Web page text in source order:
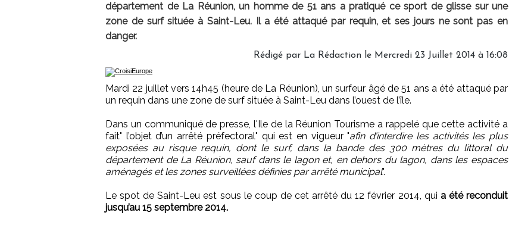
département de La Réunion, un homme de 51 ans a pratiqué ce sport de glisse sur une
zone de surf située à Saint-Leu. Il a été attaqué par requin, et ses jours ne sont pas en
danger.
Rédigé par La Rédaction le Mercredi 23 Juillet 2014 à 16:08
Mardi 22 juillet vers 14h45 (heure de La Réunion), un surfeur âgé de 51 ans a été attaqué par
un requin dans une zone de surf située à Saint-Leu dans l’ouest de l’île.
Dans un communiqué de presse, l'Ile de la Réunion Tourisme a rappelé que cette activité a
fait" l’objet d’un arrêté préfectoral" qui est en vigueur "afin d’interdire les activités les plus
exposées au risque requin, dont le surf, dans la bande des 300 mètres du littoral du
département de La Réunion, sauf dans le lagon et, en dehors du lagon, dans les espaces
aménagés et les zones surveillées définies par arrêté municipal".
Le spot de Saint-Leu est sous le coup de cet arrêté du 12 février 2014, qui a été reconduit
jusqu’au 15 septembre 2014.